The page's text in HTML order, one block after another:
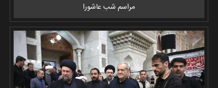
مراسم شب عاشورا